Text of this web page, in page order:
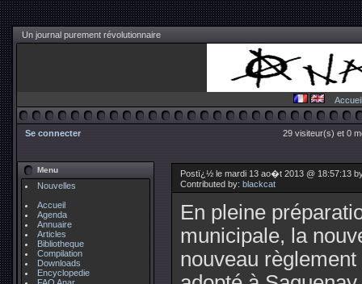
Un journal purement révolutionnaire
Accueil
Se connecter 29 visiteur(s) et 0
Menu
Nouvelles
Accueil
Agenda
Annuaire
Articles
Bibliotheque
Compilation
Downloads
Encyclopedie
Postï¿½ le mardi 13 ao�t 2013 @ 18:57:13
Contributed by: blackcat
En pleine
municipale, la
nouveau